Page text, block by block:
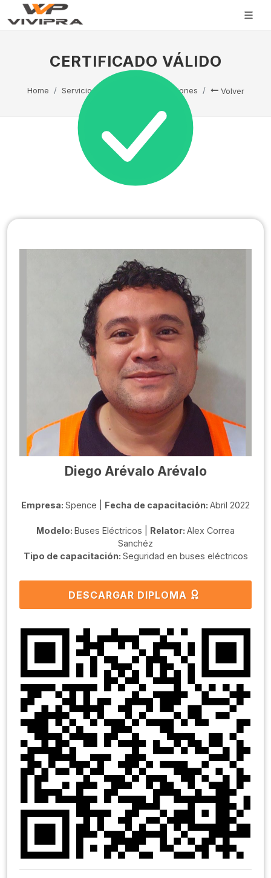
CERTIFICADO VÁLIDO
Home Servicio Técnico Capacitaciones Volver
Diego Arévalo Arévalo
Empresa: Spence | Fecha de capacitación: Abril 2022
Modelo: Buses Eléctricos | Relator: Alex Correa
Sanchéz
Tipo de capacitación: Seguridad en buses eléctricos
DESCARGAR DIPLOMA